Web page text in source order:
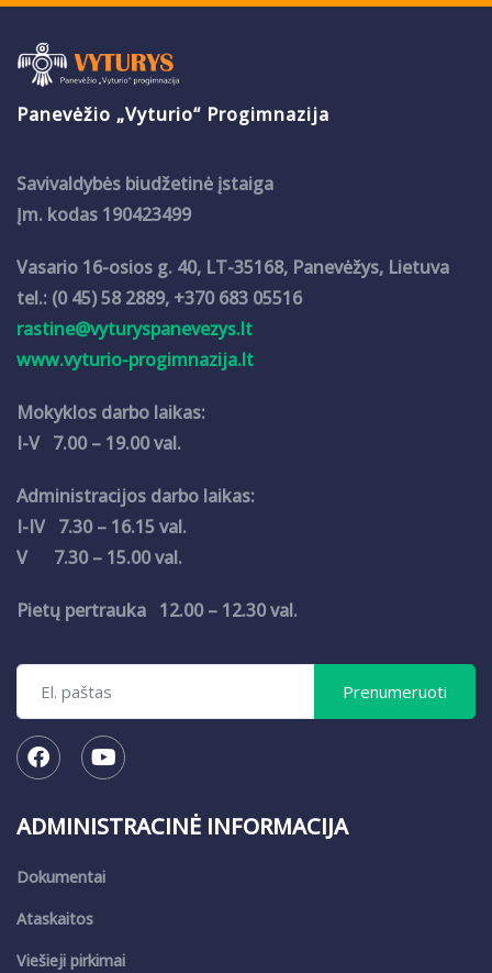
Panevėžio „Vyturio“ Progimnazija
Savivaldybės biudžetinė įstaiga
Įm. kodas 190423499
Vasario 16-osios g. 40, LT-35168, Panevėžys, Lietuva
tel.: (0 45) 58 2889, +370 683 05516
rastine@vyturyspanevezys.lt
www.vyturio-progimnazija.lt
Mokyklos darbo laikas:
I-V 7.00 – 19.00 val.
Administracijos darbo laikas:
I-IV 7.30 – 16.15 val.
V 7.30 – 15.00 val.
Pietų pertrauka 12.00 – 12.30 val.
ADMINISTRACINĖ INFORMACIJA
Dokumentai
Ataskaitos
Viešieji pirkimai